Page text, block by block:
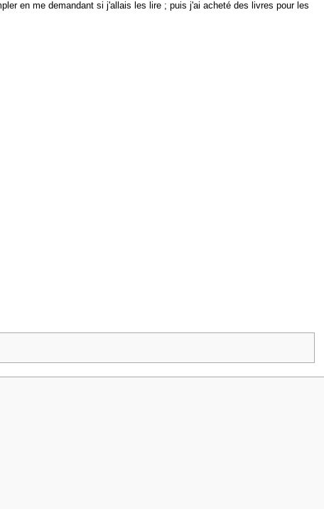
en me demandant si j'allais les lire ; puis j'ai acheté des livres pour les